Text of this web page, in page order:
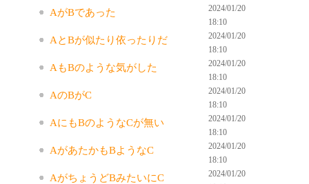
AがBであった
2024/01/20
18:10
AとBが似たり依ったりだ
2024/01/20
18:10
AもBのような気がした
2024/01/20
18:10
AのBがC
2024/01/20
18:10
AにもBのようなCが無い
2024/01/20
18:10
AがあたかもBようなC
2024/01/20
18:10
AがちょうどBみたいにC
2024/01/20